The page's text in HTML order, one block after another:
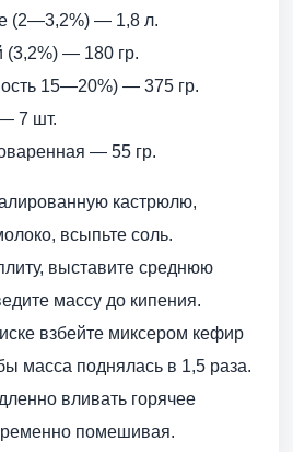
(2—3,2%) — 1,8 л.
— 180 гр.
15—20%) — 375 гр.
7 шт.
— 55 гр.
кастрюлю,
всыпьте соль.
выставите среднюю
массу до кипения.
взбейте миксером кефир
масса поднялась в 1,5 раза.
вливать горячее
помешивая.